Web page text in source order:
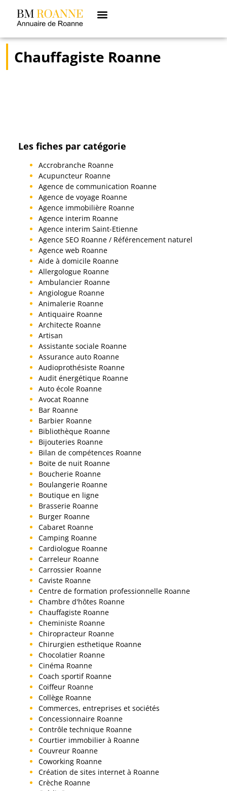
Chauffagiste Roanne
Les fiches par catégorie
Accrobranche Roanne
Acupuncteur Roanne
Agence de communication Roanne
Agence de voyage Roanne
Agence immobilière Roanne
Agence interim Roanne
Agence interim Saint-Etienne
Agence SEO Roanne / Référencement naturel
Agence web Roanne
Aide à domicile Roanne
Allergologue Roanne
Ambulancier Roanne
Angiologue Roanne
Animalerie Roanne
Antiquaire Roanne
Architecte Roanne
Artisan
Assistante sociale Roanne
Assurance auto Roanne
Audioprothésiste Roanne
Audit énergétique Roanne
Auto école Roanne
Avocat Roanne
Bar Roanne
Barbier Roanne
Bibliothèque Roanne
Bijouteries Roanne
Bilan de compétences Roanne
Boite de nuit Roanne
Boucherie Roanne
Boulangerie Roanne
Boutique en ligne
Brasserie Roanne
Burger Roanne
Cabaret Roanne
Camping Roanne
Cardiologue Roanne
Carreleur Roanne
Carrossier Roanne
Caviste Roanne
Centre de formation professionnelle Roanne
Chambre d'hôtes Roanne
Chauffagiste Roanne
Cheministe Roanne
Chiropracteur Roanne
Chirurgien esthetique Roanne
Chocolatier Roanne
Cinéma Roanne
Coach sportif Roanne
Coiffeur Roanne
Collège Roanne
Commerces, entreprises et sociétés
Concessionnaire Roanne
Contrôle technique Roanne
Courtier immobilier à Roanne
Couvreur Roanne
Coworking Roanne
Création de sites internet à Roanne
Crèche Roanne